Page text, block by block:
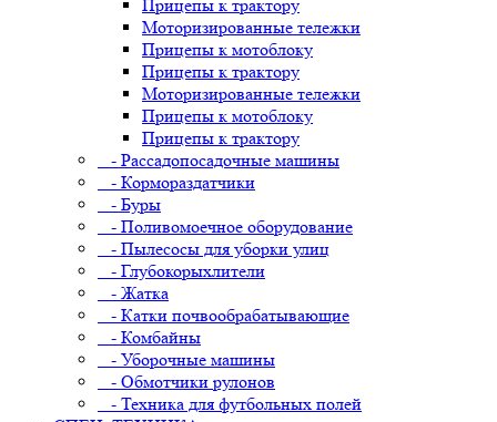
Прицепы к трактору
Моторизированные тележки
Прицепы к мотоблоку
Прицепы к трактору
Моторизированные тележки
Прицепы к мотоблоку
Прицепы к трактору
- Рассадопосадочные машины
- Кормораздатчики
- Буры
- Поливомоечное оборудование
- Пылесосы для уборки улиц
- Глубокорыхлители
- Жатка
- Катки почвообрабатывающие
- Комбайны
- Уборочные машины
- Обмотчики рулонов
- Техника для футбольных полей